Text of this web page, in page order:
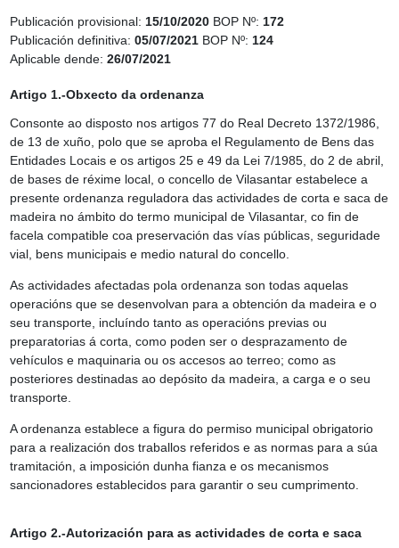
Publicación provisional: 15/10/2020 BOP Nº: 172
Publicación definitiva: 05/07/2021 BOP Nº: 124
Aplicable dende: 26/07/2021
Artigo 1.-Obxecto da ordenanza
Consonte ao disposto nos artigos 77 do Real Decreto 1372/1986,
de 13 de xuño, polo que se aproba el Regulamento de Bens das
Entidades Locais e os artigos 25 e 49 da Lei 7/1985, do 2 de abril,
de bases de réxime local, o concello de Vilasantar estabelece a
presente ordenanza reguladora das actividades de corta e saca de
madeira no ámbito do termo municipal de Vilasantar, co fin de
facela compatible coa preservación das vías públicas, seguridade
vial, bens municipais e medio natural do concello.
As actividades afectadas pola ordenanza son todas aquelas
operacións que se desenvolvan para a obtención da madeira e o
seu transporte, incluíndo tanto as operacións previas ou
preparatorias á corta, como poden ser o desprazamento de
vehículos e maquinaria ou os accesos ao terreo; como as
posteriores destinadas ao depósito da madeira, a carga e o seu
transporte.
A ordenanza establece a figura do permiso municipal obrigatorio
para a realización dos traballos referidos e as normas para a súa
tramitación, a imposición dunha fianza e os mecanismos
sancionadores establecidos para garantir o seu cumprimento.
Artigo 2.-Autorización para as actividades de corta e saca